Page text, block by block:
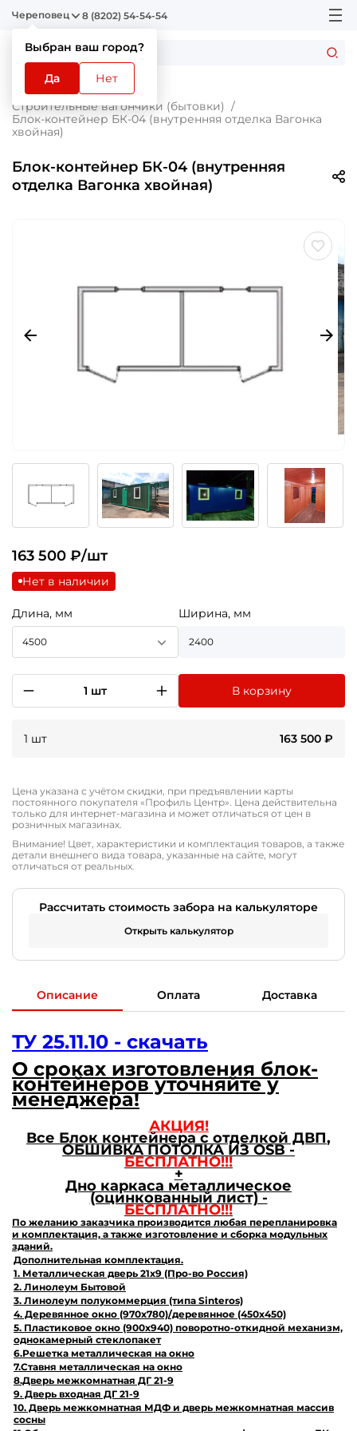
Череповец
Выбран ваш город?
Да Нет
8 (8202) 54-54-54
Главная
Каталог
Строительные вагончики (бытовки)
Блок-контейнер БК-04 (внутренняя отделка Вагонка
хвойная)
Блок-контейнер БК-04 (внутренняя
отделка Вагонка хвойная)
163 500 ₽/шт
Нет в наличии
Длина, мм
4500
Ширина, мм
2400
1 шт В корзину
1 шт 163 500 ₽
Цена указана с учётом скидки, при предъявлении карты
постоянного покупателя «Профиль Центр». Цена действительна
только для интернет-магазина и может отличаться от цен в
розничных магазинах.
Внимание! Цвет, характеристики и комплектация товаров, а также
детали внешнего вида товара, указанные на сайте, могут
отличаться от реальных.
Рассчитать стоимость забора на калькуляторе
Открыть калькулятор
Описание Оплата Доставка
ТУ 25.11.10 - скачать
О сроках изготовления блок-
контейнеров уточняйте у
менеджера!
АКЦИЯ!
Все Блок контейнера с отделкой ДВП,
ОБШИВКА ПОТОЛКА ИЗOSB-
БЕСПЛАТНО!!!
+
Дно каркаса металлическое
(оцинкованный лист) -
БЕСПЛАТНО!!!
По желанию заказчика производится любая перепланировка
и комплектация, а также изготовление и сборка модульных
зданий.
Дополнительная комплектация.
1. Металлическая дверь 21х9 (Про-во Россия)
2. Линолеум Бытовой
3. Линолеум полукоммерция (типа Sinteros)
4. Деревянное окно (970х780)/деревянное (450х450)
5. Пластиковое окно (900х940) поворотно-откидной механизм,
однокамерный стеклопакет
6.Решетка металлическая на окно
7.Ставня металлическая на окно
8.Дверь межкомнатная ДГ 21-9
9. Дверь входная ДГ 21-9
10. Дверь межкомнатная МДФ и дверь межкомнатная массив
сосны